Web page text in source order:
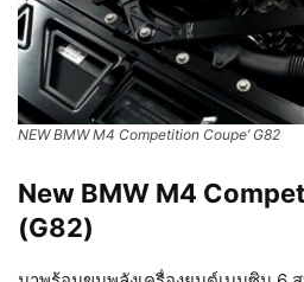
NEW BMW M4 Competition Coupe’ G82
New BMW M4
(G82)